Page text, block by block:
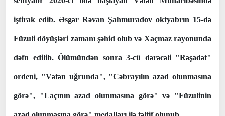
iştirak edib. Əsgər Rəvan Şahmuradov oktyabrın 15-də
Füzuli döyüşləri zamanı şəhid olub və Xaçmaz rayonunda
dəfn edilib. Ölümündən sonra 3-cü dərəcəli "Rəşadət"
ordeni, "Vətən uğrunda", "Cəbrayılın azad olunmasına
görə", "Laçının azad olunmasına görə" və "Füzulinin